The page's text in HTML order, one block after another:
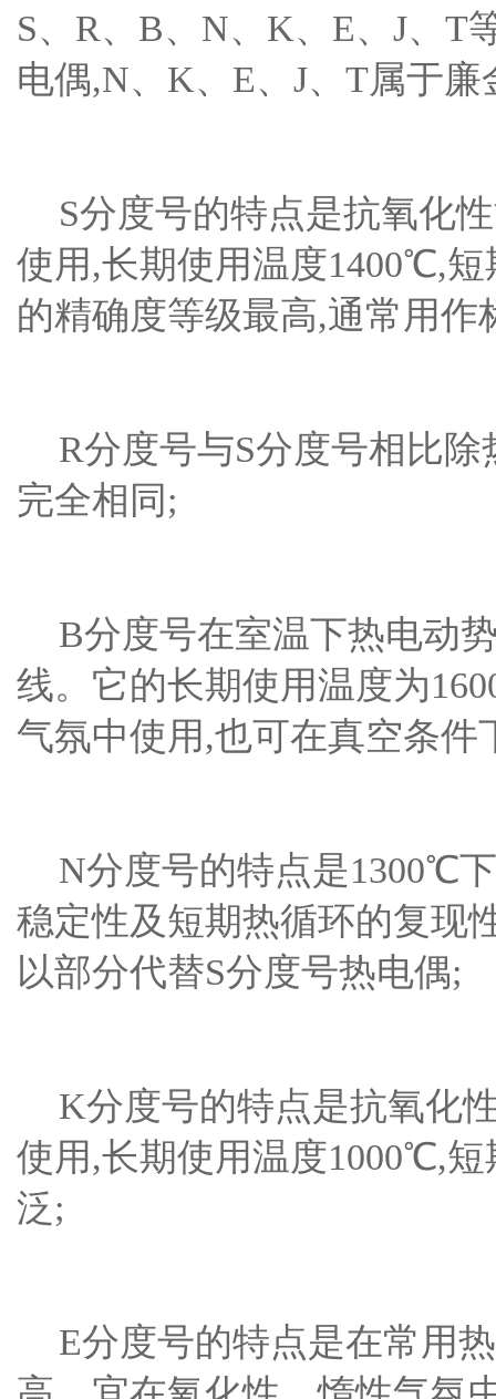
S、R、B、N、K、E、J、T
电偶,N、K、E、J、T属于
S分度号的特点是抗氧化
使用,长期使用温度1400℃,
的精确度等级最高,通常用作
R分度号与S分度号相比
完全相同;
B分度号在室温下热电动
线。它的长期使用温度为
气氛中使用,也可在真空条件
N分度号的特点是1300℃
稳定性及短期热循环的复现
以部分代替S分度号热电偶;
K分度号的特点是抗氧化
使用,长期使用温度1000℃,
泛;
E分度号的特点是在常用